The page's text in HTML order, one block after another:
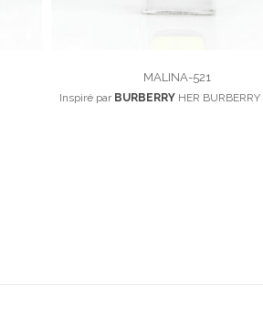
MALINA-521
Inspiré par BURBERRYHER BURBERRY